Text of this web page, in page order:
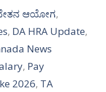
ಆಯೋಗ,
, DA HRA Update,
News
, Pay
2026, TA